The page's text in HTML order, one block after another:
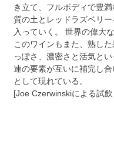
き立て、フルボディで豊
質の土とレッドラズベリ
入っていく。 世界の偉大
このワインもまた、熟し
っぽさ、濃密さと活気と
連の要素が互いに補完し
として現れている。
[Joe Czerwinskiによる試